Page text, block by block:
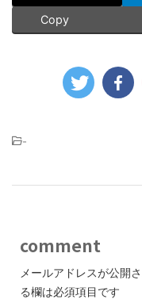
Copy
-
comment
メールアドレスが公開
る欄は必須項目です